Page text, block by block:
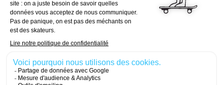
Choisir sa board
Choisir ses roues